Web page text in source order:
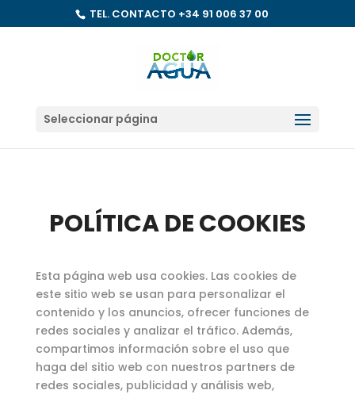
TEL. CONTACTO +34 91 006 37 00
Seleccionar página
POLÍTICA DE COOKIES
Esta página web usa cookies. Las cookies de
este sitio web se usan para personalizar el
contenido y los anuncios, ofrecer funciones de
redes sociales y analizar el tráfico. Además,
compartimos información sobre el uso que
haga del sitio web con nuestros partners de
redes sociales, publicidad y análisis web,